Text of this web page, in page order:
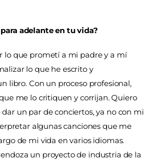
adelante en tu vida?
lo que prometí a mi padre y a mí
lo que he escrito y
libro. Con un proceso profesional,
me lo critiquen y corrijan. Quiero
un par de conciertos, ya no con mi
algunas canciones que me
de mi vida en varios idiomas.
un proyecto de industria de la